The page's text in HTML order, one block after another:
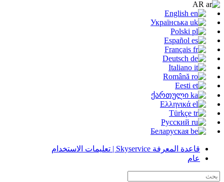
English
Українська
Polski
Español
Français
Deutsch
Italiano
Română
Eesti
ქართული
Ελληνικά
Türkçe
Русский
Беларуская
قاعدة المعرفة Skyservice | تعليمات الاستخدام
عام